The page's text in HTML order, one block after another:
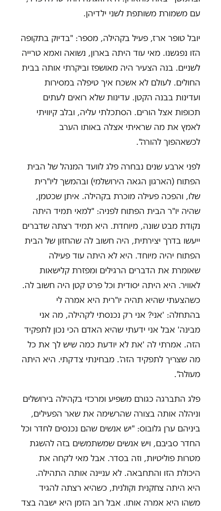
עם משמורת משותפת לשני ילדיהן.
יובל טופר ארז, פעיל בקהילה, מספר: "בדיוק בתקופה
הזו נפגשנו. מאי עוד היתה בארון, נשואה ואמא טרייה
לשניים. בנה הצעיר היה מאושפז וביקרתי אותה בבית
החולים. לעולם לא אשכח איך טיפלה במסירות
ועדינות בבנה הקטן. עדינות שלא רואים לעתים
תכופות אצל הורים. הסתכלתי עליה, ובלב קיוויתי
לאמץ את מה שראיתי אצלה באותו הערב
לכשאהפוך להורה".
לפני ארבע שנים נבחרה פלג לוועד המנהל של הבית
הפתוח (הארגון הגאה הירושלמי) ובהמשך ליו"רית
שלו, והפכה פעילה מוכרת בקהילה. איתן שכטמן,
שהיה יו"ר הבית הפתוח לפניה: "למאי תמיד היתה
נקודת מבט שונה, מיוחדת. היא תמיד רצתה שדברים
ייעשו בדרך יצירתית, היה חשוב לה שהחזון של הבית
הפתוח יהיה מיוחד. היא לא היתה עוד פעילה
שאומרת את הדברים הרגילים ומפזרת קלישאות
לאוויר. היא היתה יסודית וכל פרט קטן היה חשוב לה.
כשהצעתי שהיא תהיה יו"רית היא אמרה לי
בהתחלה: 'אני? אני רק נכנסתי לקהילה, מה אני
מבינה' אבל אני ידעתי שהיא האדם הכי נכון לתפקיד
הזה. אמרתי לה 'את לא יודעת כמה שיש לך את כל
מה שצריך לתפקיד הזה'. מבחינתי צדקתי. היא היתה
מעולה".
פלג התברגה כגורם משפיע ומרכזי בקהילה בירושלים
וניהלה אותה בצורה שהרשימה את שאר הפעילים,
ביניהם ערן גלובוס: "יש אנשים שהם נכנסים לחדר וכל
החדר סביבם, ויש אנשים שמשתמשים בזה להשגת
מטרות פוליטיות, וזה בסדר. אבל מאי לקחה את
היכולת הזו והתחבאה. לא עניינה אותה התהילה.
היא היתה צחקנית וקולנית, כשהיא רצתה להגיד
משהו היא אמרה אותו. אבל רוב הזמן היא ישבה בצד